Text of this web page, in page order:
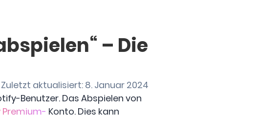
– Die
Zuletzt aktualisiert: 8. Januar 2024
Benutzer. Das Abspielen von
Konto. Dies kann